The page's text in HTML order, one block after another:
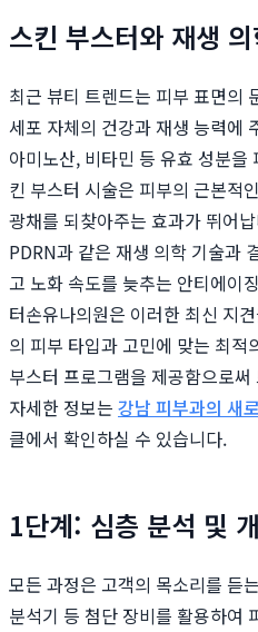
스킨 부스터와 재생
최근 뷰티 트렌드는 피부 표면의
세포 자체의 건강과 재생 능력에
아미노산, 비타민 등 유효 성분
킨 부스터 시술은 피부의 근본적
광채를 되찾아주는 효과가 뛰어
PDRN과 같은 재생 의학 기술과
고 노화 속도를 늦추는 안티에이
터손유나의원은 이러한 최신 지
의 피부 타입과 고민에 맞는 최적
부스터 프로그램을 제공함으로
자세한 정보는 강남 피부과의 새
클에서 확인하실 수 있습니다.
1단계: 심층 분석 및
모든 과정은 고객의 목소리를 듣
분석기 등 첨단 장비를 활용하여